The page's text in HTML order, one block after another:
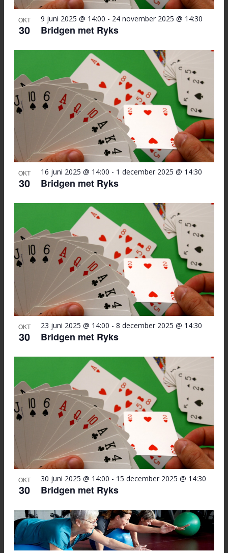
OKT
30 Bridgen met Ryks
9 juni 2025 @ 14:00 - 24 november 2025 @ 14:30
OKT
30 Bridgen met Ryks
16 juni 2025 @ 14:00 - 1 december 2025 @ 14:30
OKT
30 Bridgen met Ryks
23 juni 2025 @ 14:00 - 8 december 2025 @ 14:30
OKT
30 Bridgen met Ryks
30 juni 2025 @ 14:00 - 15 december 2025 @ 14:30